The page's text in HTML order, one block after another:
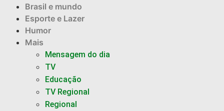
Brasil e mundo
Esporte e Lazer
Humor
Mais
Mensagem do dia
TV
Educação
TV Regional
Regional